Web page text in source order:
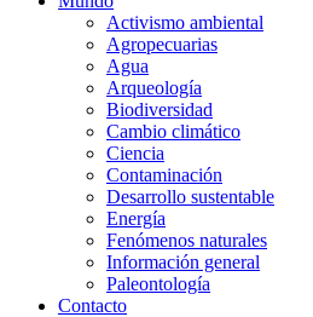
Activismo ambiental
Agropecuarias
Agua
Arqueología
Biodiversidad
Cambio climático
Ciencia
Contaminación
Desarrollo sustentable
Energía
Fenómenos naturales
Información general
Paleontología
Contacto